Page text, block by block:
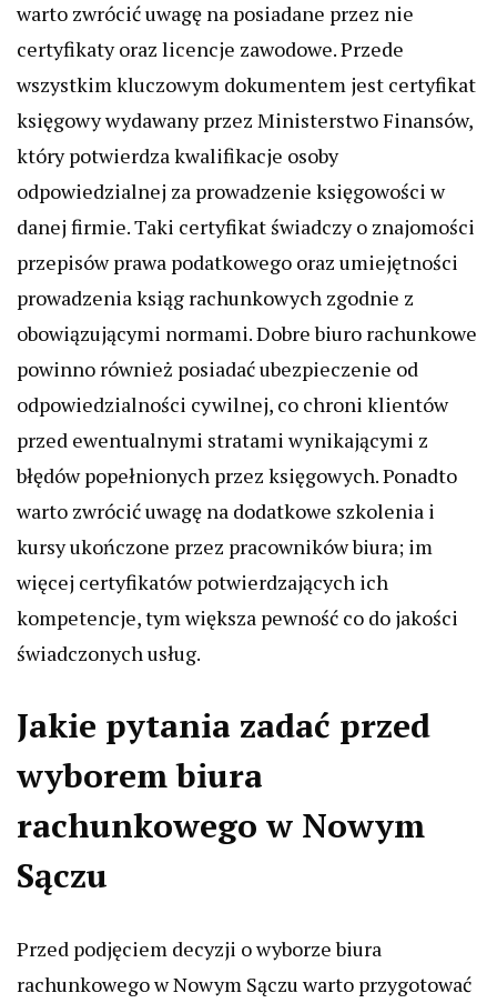
warto zwrócić uwagę na posiadane przez nie
certyfikaty oraz licencje zawodowe. Przede
wszystkim kluczowym dokumentem jest certyfikat
księgowy wydawany przez Ministerstwo Finansów,
który potwierdza kwalifikacje osoby
odpowiedzialnej za prowadzenie księgowości w
danej firmie. Taki certyfikat świadczy o znajomości
przepisów prawa podatkowego oraz umiejętności
prowadzenia ksiąg rachunkowych zgodnie z
obowiązującymi normami. Dobre biuro rachunkowe
powinno również posiadać ubezpieczenie od
odpowiedzialności cywilnej, co chroni klientów
przed ewentualnymi stratami wynikającymi z
błędów popełnionych przez księgowych. Ponadto
warto zwrócić uwagę na dodatkowe szkolenia i
kursy ukończone przez pracowników biura; im
więcej certyfikatów potwierdzających ich
kompetencje, tym większa pewność co do jakości
świadczonych usług.
Jakie pytania zadać przed
wyborem biura
rachunkowego w Nowym
Sączu
Przed podjęciem decyzji o wyborze biura
rachunkowego w Nowym Sączu warto przygotować